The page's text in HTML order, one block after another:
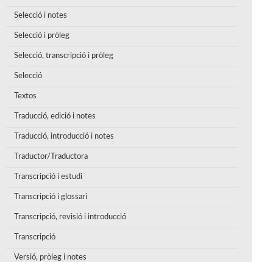
Selecció i notes
Selecció i pròleg
Selecció, transcripció i pròleg
Selecció
Textos
Traducció, edició i notes
Traducció, introducció i notes
Traductor/Traductora
Transcripció i estudi
Transcripció i glossari
Transcripció, revisió i introducció
Transcripció
Versió, pròleg i notes